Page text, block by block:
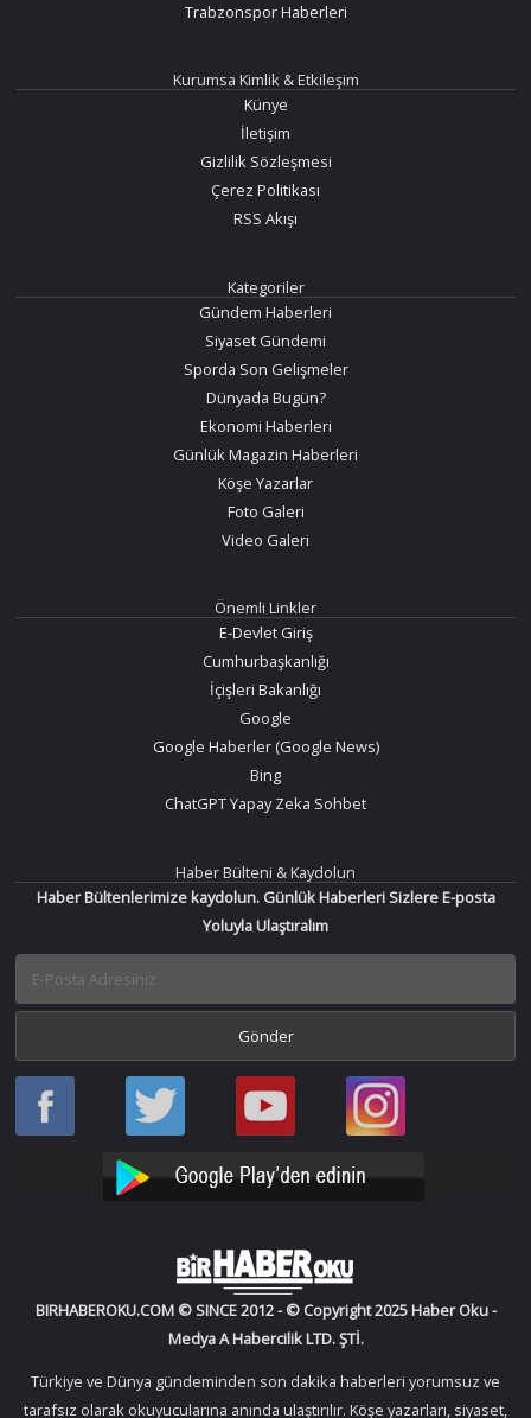
Trabzonspor Haberleri
Kurumsa Kimlik & Etkileşim
Künye
İletişim
Gizlilik Sözleşmesi
Çerez Politikası
RSS Akışı
Kategoriler
Gündem Haberleri
Siyaset Gündemi
Sporda Son Gelişmeler
Dünyada Bugün?
Ekonomi Haberleri
Günlük Magazin Haberleri
Köşe Yazarlar
Foto Galeri
Video Galeri
Önemli Linkler
E-Devlet Giriş
Cumhurbaşkanlığı
İçişleri Bakanlığı
Google
Google Haberler (Google News)
Bing
ChatGPT Yapay Zeka Sohbet
Haber Bülteni & Kaydolun
Haber Bültenlerimize kaydolun. Günlük Haberleri Sizlere E-posta
Yoluyla Ulaştıralım
Haber
Oku
Haber
Oku
Bir
Haber
YouTube
Bir
Haber
Instagram
BIRHABEROKU.COM © SINCE 2012 - © Copyright 2025 Haber Oku -
Medya A Habercilik LTD. ŞTİ.
Türkiye ve Dünya gündeminden son dakika haberleri yorumsuz ve
tarafsız olarak okuyucularına anında ulaştırılır. Köşe yazarları, siyaset,